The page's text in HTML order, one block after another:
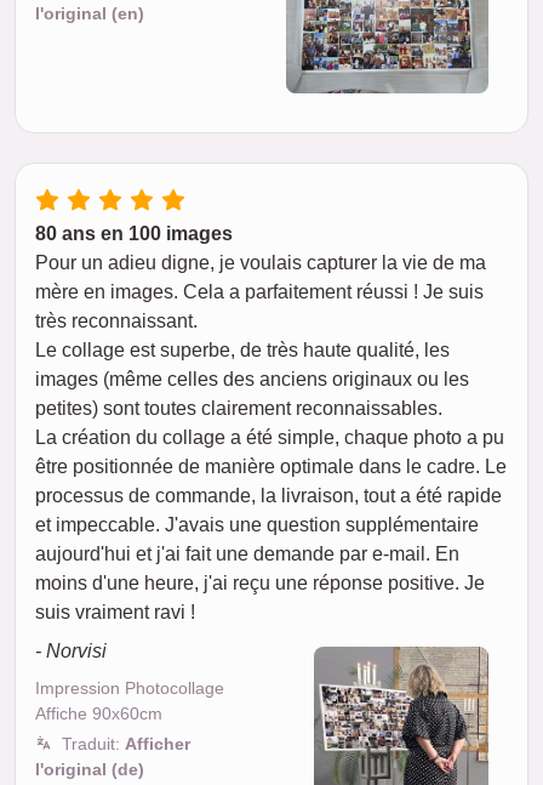
l'original (en)
80 ans en 100 images
Pour un adieu digne, je voulais capturer la vie de ma
mère en images. Cela a parfaitement réussi ! Je suis
très reconnaissant.
Le collage est superbe, de très haute qualité, les
images (même celles des anciens originaux ou les
petites) sont toutes clairement reconnaissables.
La création du collage a été simple, chaque photo a pu
être positionnée de manière optimale dans le cadre. Le
processus de commande, la livraison, tout a été rapide
et impeccable. J'avais une question supplémentaire
aujourd'hui et j'ai fait une demande par e-mail. En
moins d'une heure, j'ai reçu une réponse positive. Je
suis vraiment ravi !
- Norvisi
Impression Photocollage
Affiche 90x60cm
Traduit: Afficher
l'original (de)